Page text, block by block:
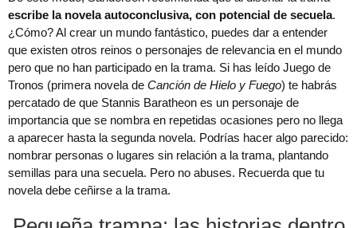
escribe la novela autoconclusiva, con potencial de secuela.
¿Cómo? Al crear un mundo fantástico, puedes dar a entender
que existen otros reinos o personajes de relevancia en el mundo
pero que no han participado en la trama. Si has leído Juego de
Tronos (primera novela de Canción de Hielo y Fuego) te habrás
percatado de que Stannis Baratheon es un personaje de
importancia que se nombra en repetidas ocasiones pero no llega
a aparecer hasta la segunda novela. Podrías hacer algo parecido:
nombrar personas o lugares sin relación a la trama, plantando
semillas para una secuela. Pero no abuses. Recuerda que tu
novela debe ceñirse a la trama.